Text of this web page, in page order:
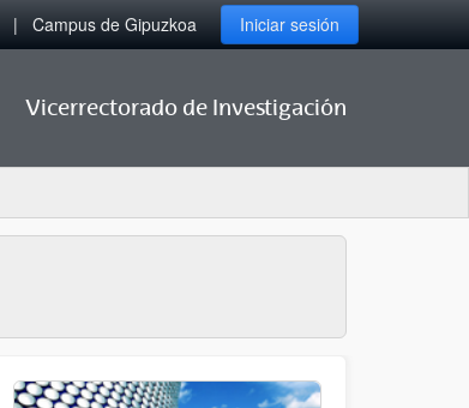
Campus de Gipuzkoa Iniciar sesión
Vicerrectorado de Investigación